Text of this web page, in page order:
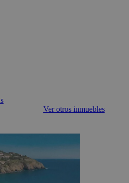
Ver otros inmuebles